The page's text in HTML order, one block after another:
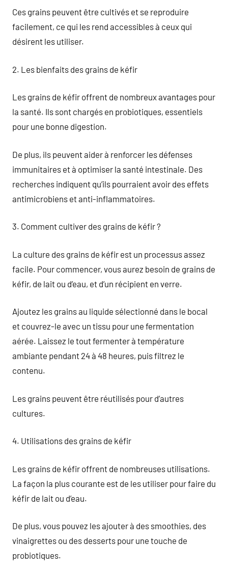
Ces grains peuvent être cultivés et se reproduire
facilement, ce qui les rend accessibles à ceux qui
désirent les utiliser.
2. Les bienfaits des grains de kéfir
Les grains de kéfir offrent de nombreux avantages pour
la santé. Ils sont chargés en probiotiques, essentiels
pour une bonne digestion.
De plus, ils peuvent aider à renforcer les défenses
immunitaires et à optimiser la santé intestinale. Des
recherches indiquent qu’ils pourraient avoir des effets
antimicrobiens et anti-inflammatoires.
3. Comment cultiver des grains de kéfir ?
La culture des grains de kéfir est un processus assez
facile. Pour commencer, vous aurez besoin de grains de
kéfir, de lait ou d’eau, et d’un récipient en verre.
Ajoutez les grains au liquide sélectionné dans le bocal
et couvrez-le avec un tissu pour une fermentation
aérée. Laissez le tout fermenter à température
ambiante pendant 24 à 48 heures, puis filtrez le
contenu.
Les grains peuvent être réutilisés pour d’autres
cultures.
4. Utilisations des grains de kéfir
Les grains de kéfir offrent de nombreuses utilisations.
La façon la plus courante est de les utiliser pour faire du
kéfir de lait ou d’eau.
De plus, vous pouvez les ajouter à des smoothies, des
vinaigrettes ou des desserts pour une touche de
probiotiques.